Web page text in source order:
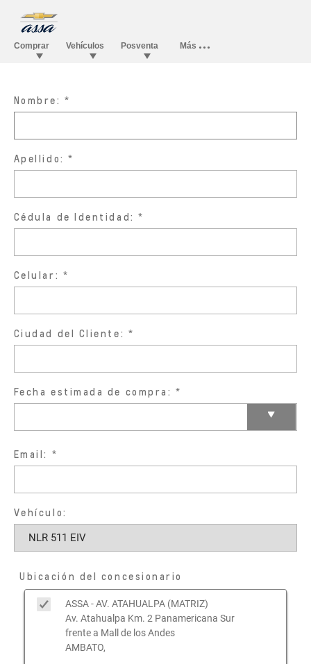
Nombre:
Apellido:
Cédula de Identidad:
Celular:
Ciudad del Cliente:
Fecha estimada de compra:
Email:
Vehículo:
Ubicación del concesionario
ASSA - AV. ATAHUALPA (MATRIZ)
Av. Atahualpa Km. 2 Panamericana Sur
frente a Mall de los Andes
AMBATO,